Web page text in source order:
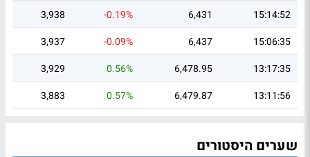
15:14:52
6,431
-0.19%
3,938
15:06:35
6,437
-0.09%
3,937
13:17:35
6,478.95
0.56%
3,929
13:11:56
6,479.87
0.57%
3,883
שערים היסטורים